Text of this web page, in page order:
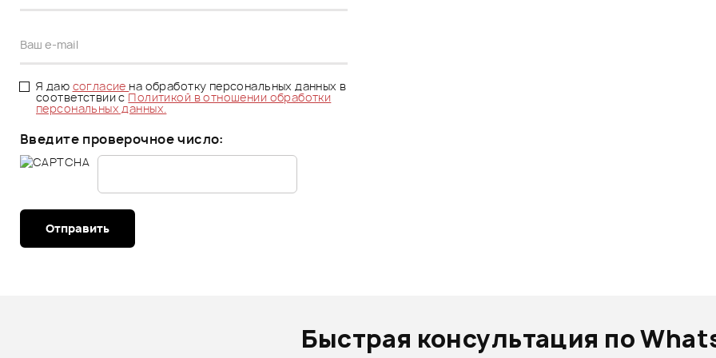
Я даю согласие на обработку персональных данных в
соответствии сПолитикой в отношении обработки
персональных данных.
Введите проверочное число:
Отправить
Быстрая консультация по